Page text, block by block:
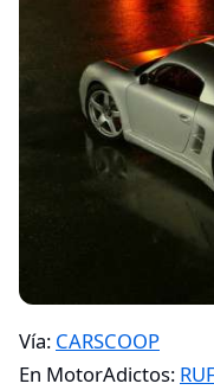
Vía: CARSCOOP
En MotorAdictos: